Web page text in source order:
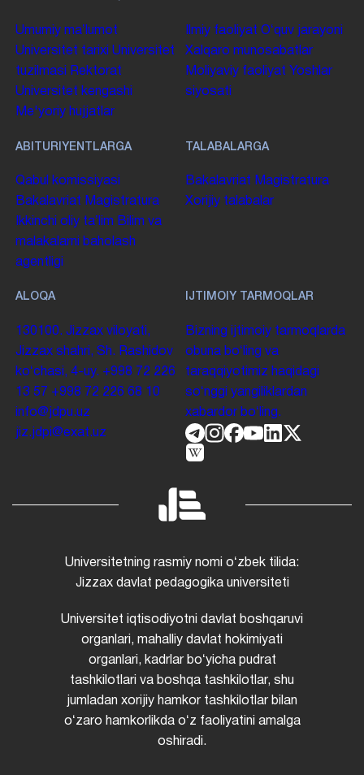
Umumiy maʼlumot
Universitet tarixi Universitet
tuzilmasi
Rektorat
Universitet kengashi
Me'yoriy hujjatlar
Ilmiy faoliyat Oʻquv jarayoni
Xalqaro munosabatlar
Moliyaviy faoliyat Yoshlar
siyosati
ABITURIYENTLARGA
Qabul komissiyasi
Bakalavriat Magistratura
Ikkinchi oliy taʼlim Bilim va
malakalarni baholash
agentligi
TALABALARGA
Bakalavriat Magistratura
Xorijiy talabalar
ALOQA
130100. Jizzax viloyati,
Jizzax shahri, Sh. Rashidov
koʻchasi, 4-uy. +998 72 226
13 57 +998 72 226 68 10
info@jdpu.uz
jiz.jdpi@exat.uz
IJTIMOIY TARMOQLAR
Bizning ijtimoiy tarmoqlarda
obuna boʻling va
taraqqiyotimiz haqidagi
soʻnggi yangiliklardan
xabardor boʻling.
Universitetning rasmiy nomi oʻzbek tilida:
Jizzax davlat pedagogika universiteti
Universitet iqtisodiyotni davlat boshqaruvi
organlari, mahalliy davlat hokimiyati
organlari, kadrlar boʻyicha pudrat
tashkilotlari va boshqa tashkilotlar, shu
jumladan xorijiy hamkor tashkilotlar bilan
oʻzaro hamkorlikda oʻz faoliyatini amalga
oshiradi.